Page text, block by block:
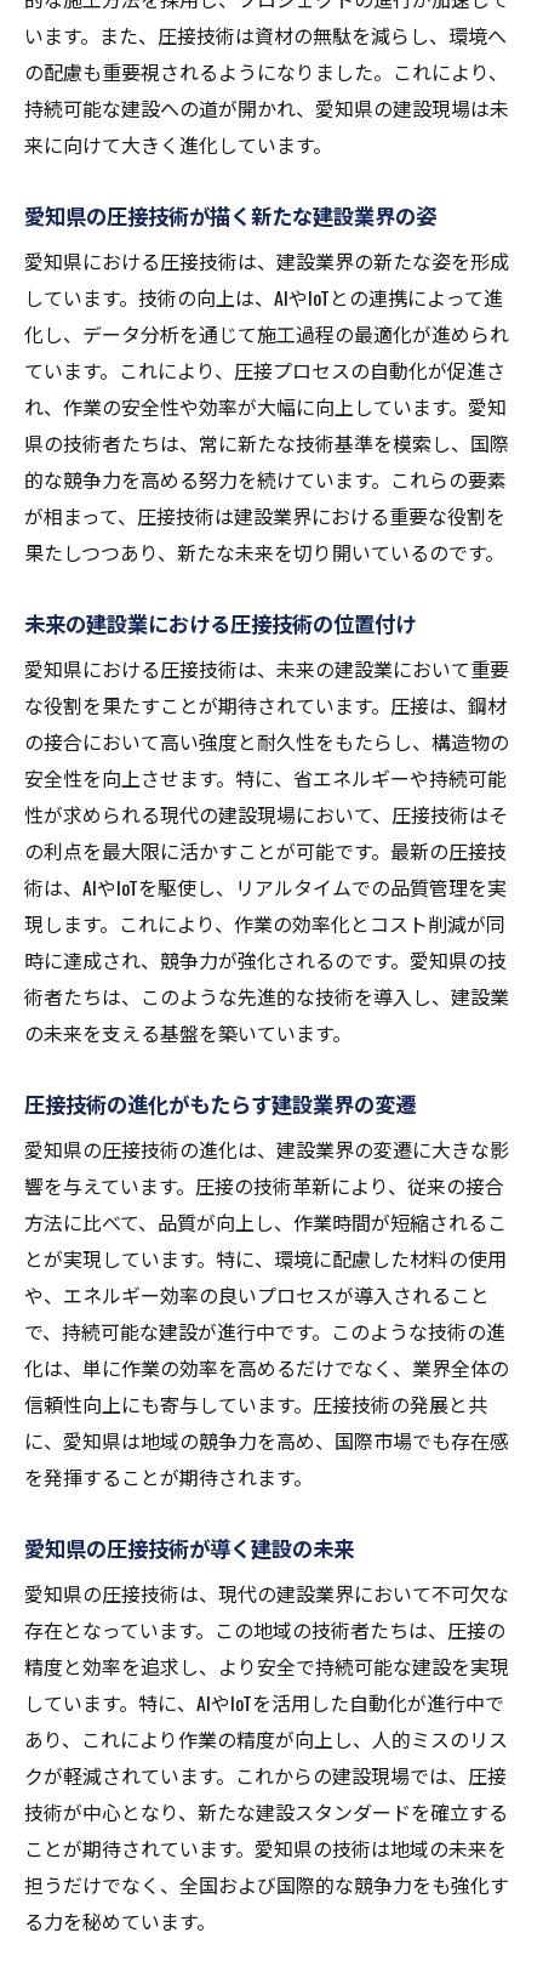
います。また、圧接技術は資材の無駄を減らし、環境へ
の配慮も重要視されるようになりました。これにより、
持続可能な建設への道が開かれ、愛知県の建設現場は未
来に向けて大きく進化しています。
愛知県の圧接技術が描く新たな建設業界の姿
愛知県における圧接技術は、建設業界の新たな姿を形成
しています。技術の向上は、AIやIoTとの連携によって進
化し、データ分析を通じて施工過程の最適化が進められ
ています。これにより、圧接プロセスの自動化が促進さ
れ、作業の安全性や効率が大幅に向上しています。愛知
県の技術者たちは、常に新たな技術基準を模索し、国際
的な競争力を高める努力を続けています。これらの要素
が相まって、圧接技術は建設業界における重要な役割を
果たしつつあり、新たな未来を切り開いているのです。
未来の建設業における圧接技術の位置付け
愛知県における圧接技術は、未来の建設業において重要
な役割を果たすことが期待されています。圧接は、鋼材
の接合において高い強度と耐久性をもたらし、構造物の
安全性を向上させます。特に、省エネルギーや持続可能
性が求められる現代の建設現場において、圧接技術はそ
の利点を最大限に活かすことが可能です。最新の圧接技
術は、AIやIoTを駆使し、リアルタイムでの品質管理を実
現します。これにより、作業の効率化とコスト削減が同
時に達成され、競争力が強化されるのです。愛知県の技
術者たちは、このような先進的な技術を導入し、建設業
の未来を支える基盤を築いています。
圧接技術の進化がもたらす建設業界の変遷
愛知県の圧接技術の進化は、建設業界の変遷に大きな影
響を与えています。圧接の技術革新により、従来の接合
方法に比べて、品質が向上し、作業時間が短縮されるこ
とが実現しています。特に、環境に配慮した材料の使用
や、エネルギー効率の良いプロセスが導入されること
で、持続可能な建設が進行中です。このような技術の進
化は、単に作業の効率を高めるだけでなく、業界全体の
信頼性向上にも寄与しています。圧接技術の発展と共
に、愛知県は地域の競争力を高め、国際市場でも存在感
を発揮することが期待されます。
愛知県の圧接技術が導く建設の未来
愛知県の圧接技術は、現代の建設業界において不可欠な
存在となっています。この地域の技術者たちは、圧接の
精度と効率を追求し、より安全で持続可能な建設を実現
しています。特に、AIやIoTを活用した自動化が進行中で
あり、これにより作業の精度が向上し、人的ミスのリス
クが軽減されています。これからの建設現場では、圧接
技術が中心となり、新たな建設スタンダードを確立する
ことが期待されています。愛知県の技術は地域の未来を
担うだけでなく、全国および国際的な競争力をも強化す
る力を秘めています。